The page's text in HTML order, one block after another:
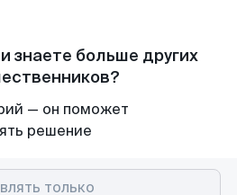
знаете больше других
— он поможет
решение